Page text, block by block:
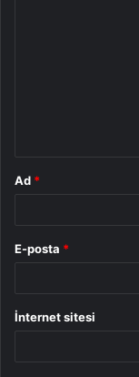
Ad *
E-posta *
İnternet sitesi